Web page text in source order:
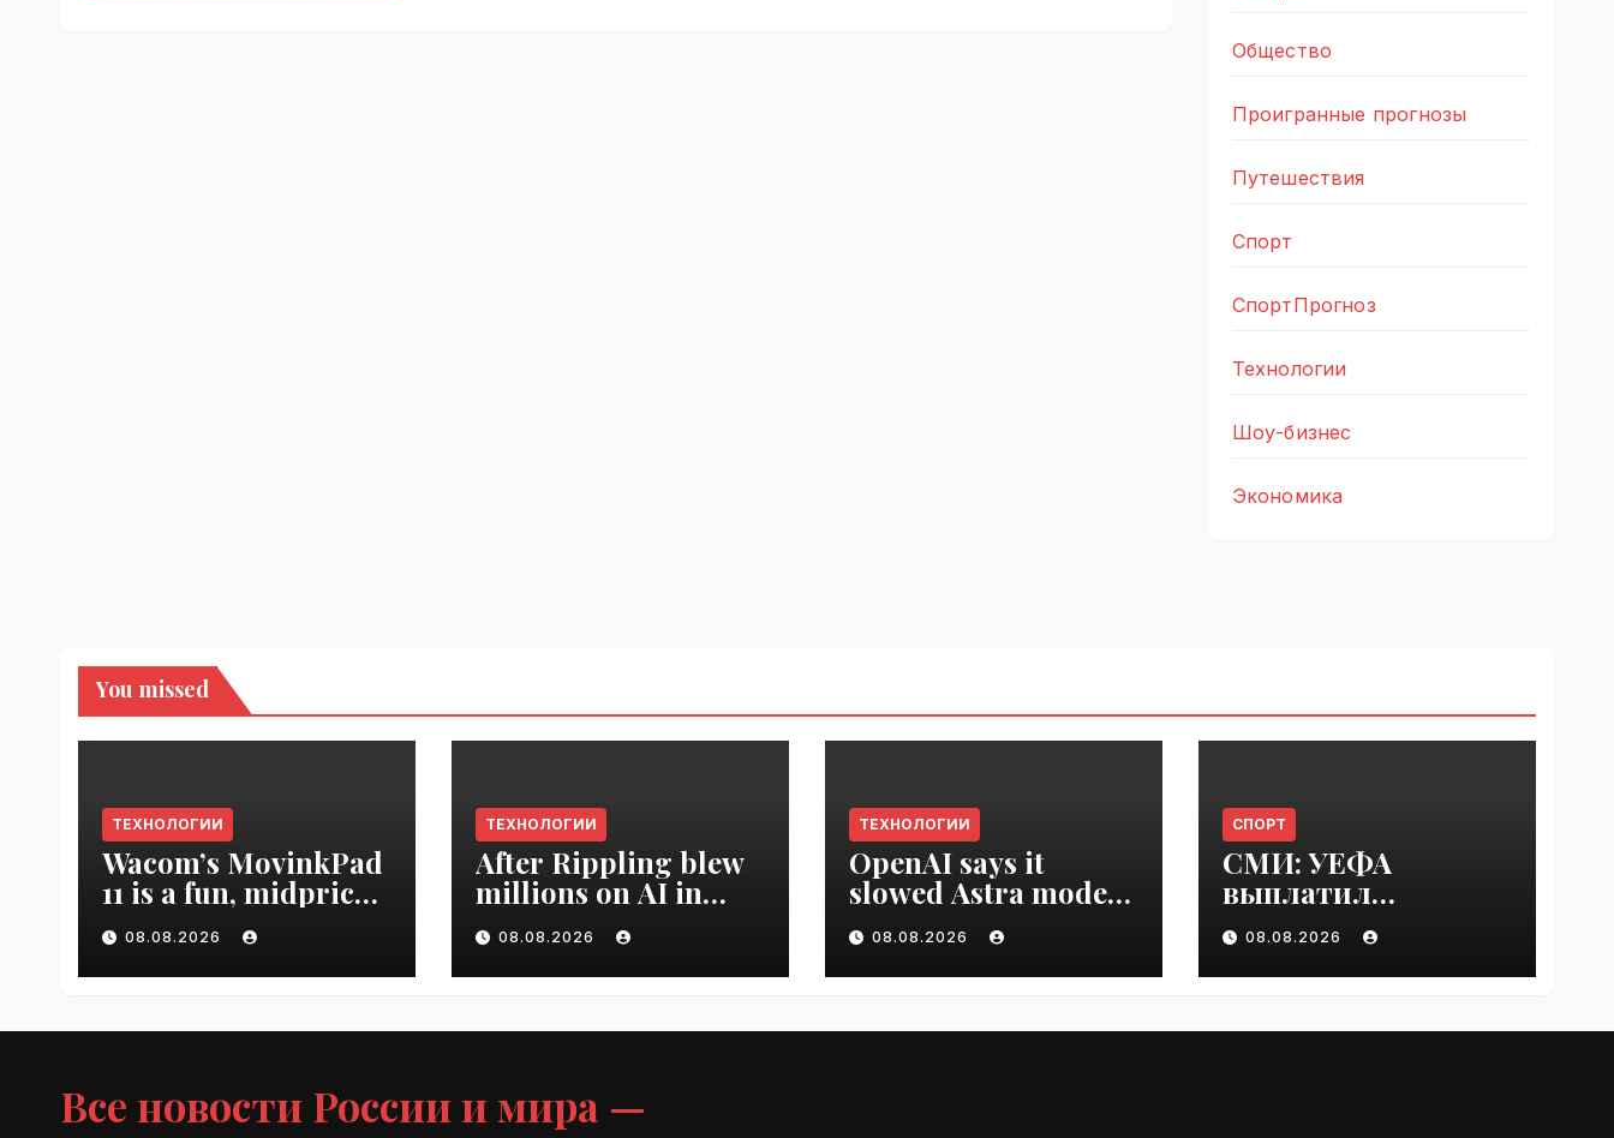
Общество
Проигранные прогнозы
Путешествия
Спорт
СпортПрогноз
Технологии
Шоу-бизнес
Экономика
You missed
ТЕХНОЛОГИИ
Wacom’s MovinkPad
11 is a fun, midpriced
entry point for
digital artists |
VseTime.ru
08.08.2026
ТЕХНОЛОГИИ
After Rippling blew
millions on AI in
months, it built an
employee ROI tool |
VseTime.ru
08.08.2026
ТЕХНОЛОГИИ
OpenAI says it
slowed Astra model
development over
security concerns |
VseTime.ru
08.08.2026
СПОРТ
СМИ: УЕФА
выплатил
шестизначную
сумму любовнице
Инфантино |
08.08.2026
Все новости России и мира —